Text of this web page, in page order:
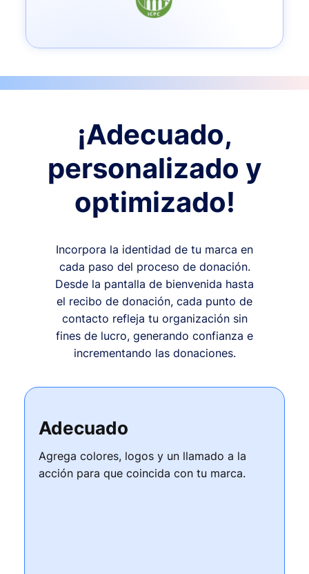
¡Adecuado,
personalizado y
optimizado!
Incorpora la identidad de tu marca en
cada paso del proceso de donación.
Desde la pantalla de bienvenida hasta
el recibo de donación, cada punto de
contacto refleja tu organización sin
fines de lucro, generando confianza e
incrementando las donaciones.
Adecuado
Agrega colores, logos y un llamado a la
acción para que coincida con tu marca.